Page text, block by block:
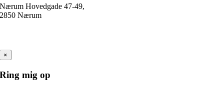
Nærum Hovedgade 47-49,
2850 Nærum
×
Ring mig op